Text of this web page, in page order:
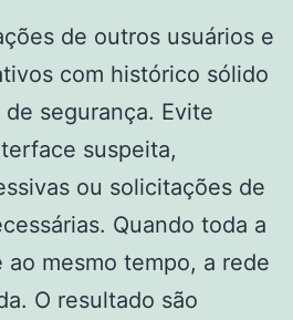
de outros usuários e
com histórico sólido
segurança. Evite
suspeita,
ou solicitações de
Quando toda a
mesmo tempo, a rede
O resultado são